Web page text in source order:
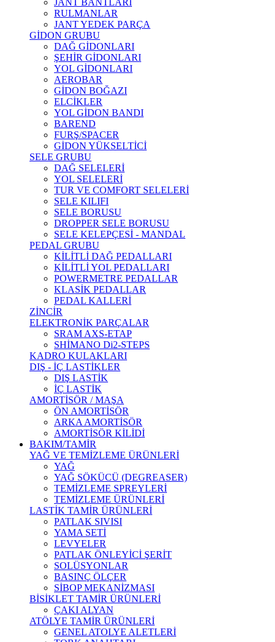
JANT BANTLARI
RULMANLAR
JANT YEDEK PARÇA
GİDON GRUBU
DAĞ GİDONLARI
ŞEHİR GİDONLARI
YOL GİDONLARI
AEROBAR
GİDON BOĞAZI
ELCİKLER
YOL GİDON BANDI
BAREND
FURŞ/SPACER
GİDON YÜKSELTİCİ
SELE GRUBU
DAĞ SELELERİ
YOL SELELERİ
TUR VE COMFORT SELELERİ
SELE KILIFI
SELE BORUSU
DROPPER SELE BORUSU
SELE KELEPÇESİ - MANDAL
PEDAL GRUBU
KİLİTLİ DAĞ PEDALLARI
KİLİTLİ YOL PEDALLARI
POWERMETRE PEDALLAR
KLASİK PEDALLAR
PEDAL KALLERİ
ZİNCİR
ELEKTRONİK PARÇALAR
SRAM AXS-ETAP
SHİMANO Di2-STEPS
KADRO KULAKLARI
DIŞ - İÇ LASTİKLER
DIŞ LASTİK
İÇ LASTİK
AMORTİSÖR / MAŞA
ÖN AMORTİSÖR
ARKA AMORTİSÖR
AMORTİSÖR KİLİDİ
BAKIM/TAMİR
YAĞ VE TEMİZLEME ÜRÜNLERİ
YAĞ
YAĞ SÖKÜCÜ (DEGREASER)
TEMİZLEME SPREYLERİ
TEMİZLEME ÜRÜNLERİ
LASTİK TAMİR ÜRÜNLERİ
PATLAK SIVISI
YAMA SETİ
LEVYELER
PATLAK ÖNLEYİCİ ŞERİT
SOLÜSYONLAR
BASINÇ ÖLÇER
SİBOP MEKANİZMASI
BİSİKLET TAMİR ÜRÜNLERİ
ÇAKI ALYAN
ATÖLYE TAMİR ÜRÜNLERİ
GENEL ATOLYE ALETLERİ